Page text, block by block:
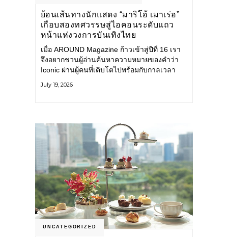
ย้อนเส้นทางนักแสดง “มาริโอ้ เมาเร่อ”
เกือบสองทศวรรษสู่ไอคอนระดับแถว
หน้าแห่งวงการบันเทิงไทย
เมื่อ AROUND Magazine ก้าวเข้าสู่ปีที่ 16 เรา
จึงอยากชวนผู้อ่านค้นหาความหมายของคำว่า
Iconic ผ่านผู้คนที่เติบโตไปพร้อมกับกาลเวลา
คือ มาริโอ้ เมาเร่อ
July 19, 2026
UNCATEGORIZED